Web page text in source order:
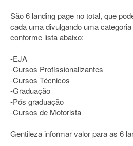
São 6 landing page no total, que
cada uma divulgando uma
conforme lista abaixo:
-EJA
-Cursos Profissionalizantes
-Cursos Técnicos
-Graduação
-Pós graduação
-Cursos de Motorista
Gentileza informar valor para as 6